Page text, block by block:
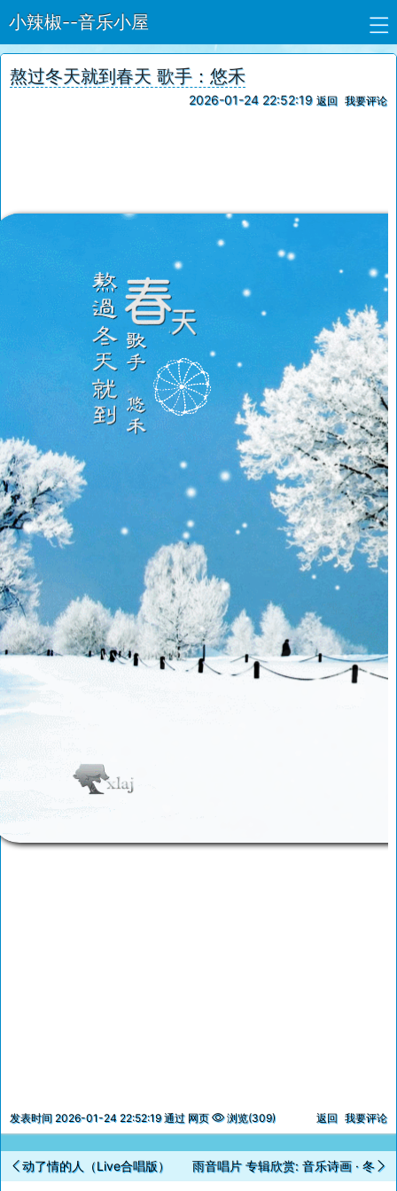
小辣椒--音乐小屋
熬过冬天就到春天 歌手：悠禾
2026-01-24 22:52:19 返回 我要评论
发表时间 2026-01-24 22:52:19 通过 网页 浏览(309) 返回 我要评论
动了情的人（Live合唱版） 雨音唱片 专辑欣赏: 音乐诗画 · 冬